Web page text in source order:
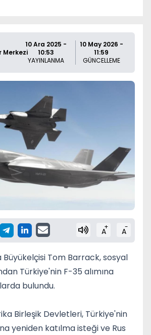
Merkezi
10 Ara 2025 -
10:53
YAYINLANMA
10 May 2026 -
11:59
GÜNCELLEME
A+ A-
Büyükelçisi Tom Barrack, sosyal
Türkiye'nin F-35 alımına
bulundu.
Birleşik Devletleri, Türkiye'nin
yeniden katılma isteği ve Rus